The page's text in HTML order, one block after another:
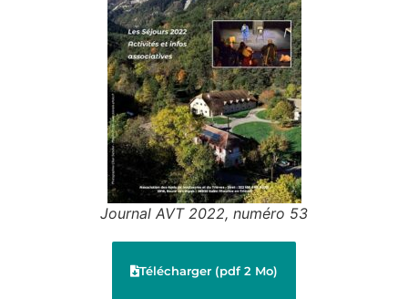
Journal AVT 2022, numéro 53
Télécharger (pdf 2 Mo)